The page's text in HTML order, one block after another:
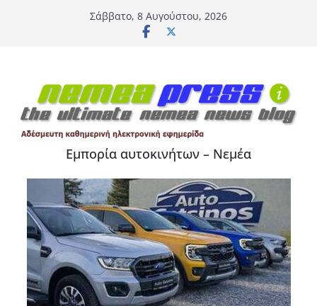
Σάββατο, 8 Αυγούστου, 2026
Εμπορία αυτοκινήτων – Νεμέα